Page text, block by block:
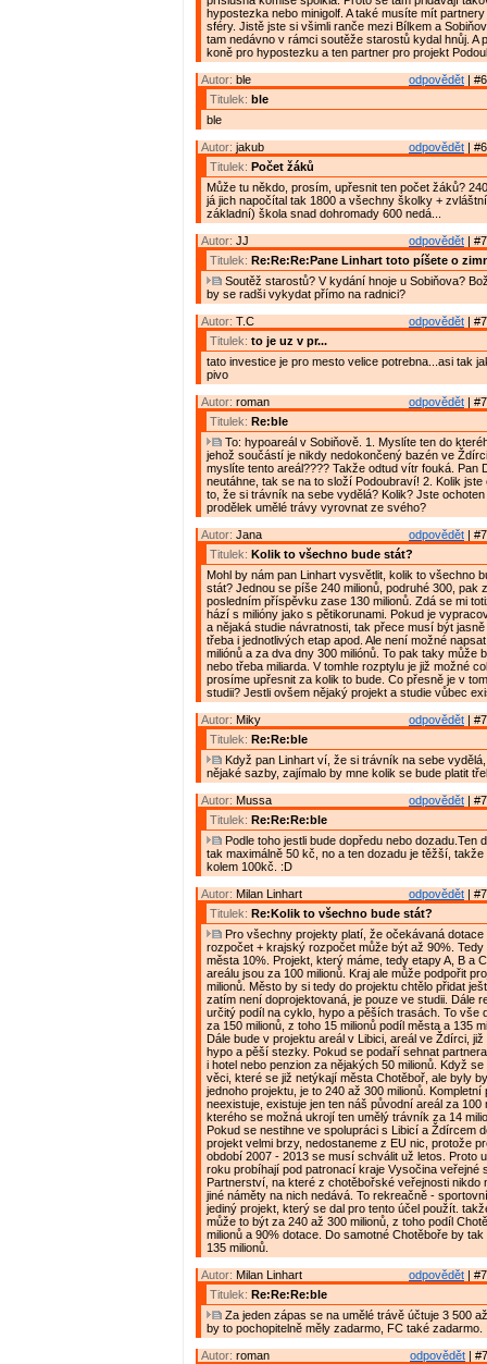
hypostezka nebo minigolf. A také musíte mít
sféry. Jistě jste si všimli ranče mezi Bílkem a
tam nedávno v rámci soutěže starostů kydal hnůj. A
koně pro hypostezku a ten partner pro projekt
odpovědět |
Autor: ble
Titulek: ble
ble
odpovědět |
Autor: jakub
Titulek: Počet žáků
Může tu někdo, prosím, upřesnit ten počet žáků?
já jich napočítal tak 1800 a všechny školky +
základní) škola snad dohromady 600 nedá...
odpovědět |
Autor: JJ
Titulek: Re:Re:Re:Pane Linhart toto píšete o
Soutěž starostů? V kydání hnoje u Sobiňova?
by se radši vykydat přímo na radnici?
odpovědět |
Autor: T.C
Titulek: to je uz v pr...
tato investice je pro mesto velice potrebna...asi tak
pivo
odpovědět |
Autor: roman
Titulek: Re:ble
To: hypoareál v Sobiňově. 1. Myslíte ten do
jehož součástí je nikdy nedokončený bazén ve
myslíte tento areál???? Takže odtud vítr fouká. Pan
neutáhne, tak se na to složí Podoubraví! 2. Kolik jste
to, že si trávník na sebe vydělá? Kolik? Jste
prodělek umělé trávy vyrovnat ze svého?
odpovědět |
Autor: Jana
Titulek: Kolik to všechno bude stát?
Mohl by nám pan Linhart vysvětlit, kolik to všechno
stát? Jednou se píše 240 milionů, podruhé 300, pak
posledním příspěvku zase 130 milionů. Zdá se mi
hází s milióny jako s pětikorunami. Pokud je
a nějaká studie návratnosti, tak přece musí být
třeba i jednotlivých etap apod. Ale není možné
miliónů a za dva dny 300 miliónů. To pak taky může
nebo třeba miliarda. V tomhle rozptylu je již možné
prosíme upřesnit za kolik to bude. Co přesně je v
studii? Jestli ovšem nějaký projekt a studie vůbec
odpovědět |
Autor: Miky
Titulek: Re:Re:ble
Když pan Linhart ví, že si trávník na sebe
nějaké sazby, zajímalo by mne kolik se bude platit
odpovědět |
Autor: Mussa
Titulek: Re:Re:Re:ble
Podle toho jestli bude dopředu nebo dozadu.Ten
tak maximálně 50 kč, no a ten dozadu je těžší, takže
kolem 100kč. :D
odpovědět |
Autor: Milan Linhart
Titulek: Re:Kolik to všechno bude stát?
Pro všechny projekty platí, že očekávaná dotace
rozpočet + krajský rozpočet může být až 90%. Tedy
města 10%. Projekt, který máme, tedy etapy A, B a
areálu jsou za 100 milionů. Kraj ale může podpořit
milionů. Město by si tedy do projektu chtělo přidat
zatím není doprojektovaná, je pouze ve studii. Dále
určitý podíl na cyklo, hypo a pěších trasách. To vše
za 150 milionů, z toho 15 milionů podíl města a 135
Dále bude v projektu areál v Libici, areál ve Ždírci,
hypo a pěší stezky. Pokud se podaří sehnat
i hotel nebo penzion za nějakých 50 milionů. Když
věci, které se již netýkají města Chotěboř, ale byly
jednoho projektu, je to 240 až 300 milionů. Kompletní
neexistuje, existuje jen ten náš původní areál za 100
kterého se možná ukrojí ten umělý trávník za 14
Pokud se nestihne ve spolupráci s Libicí a Ždírcem
projekt velmi brzy, nedostaneme z EU nic, protože
období 2007 - 2013 se musí schválit už letos. Proto
roku probíhají pod patronací kraje Vysočina veřejné
Partnerství, na které z chotěbořské veřejnosti nikdo
jiné náměty na nich nedává. To rekreačně -
jediný projekt, který se dal pro tento účel použít.
může to být za 240 až 300 milionů, z toho podíl
milionů a 90% dotace. Do samotné Chotěboře by
135 milionů.
odpovědět |
Autor: Milan Linhart
Titulek: Re:Re:Re:ble
Za jeden zápas se na umělé trávě účtuje 3 500
by to pochopitelně měly zadarmo, FC také zadarmo.
odpovědět |
Autor: roman